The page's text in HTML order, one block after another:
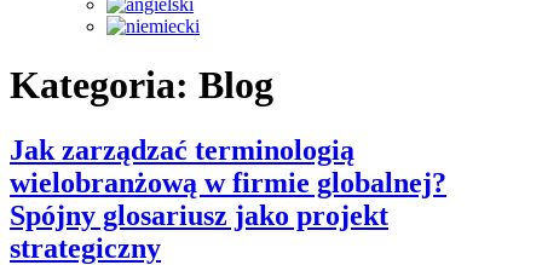
Kategoria: Blog
Jak zarządzać terminologią
wielobranżową w firmie globalnej?
Spójny glosariusz jako projekt
strategiczny